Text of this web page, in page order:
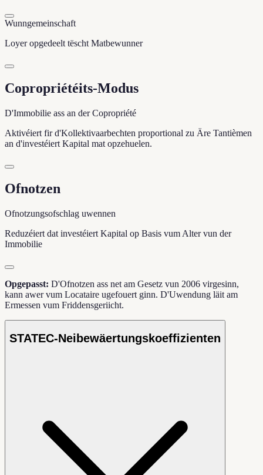
Wunngemeinschaft
Loyer opgedeelt tëscht Matbewunner
Copropriétéits-Modus
D'Immobilie ass an der Copropriété
Aktivéiert fir d'Kollektivaarbechten proportional zu Äre Tantièmen
an d'investéiert Kapital mat opzehuelen.
Ofnotzen
Ofnotzungsofschlag uwennen
Reduzéiert dat investéiert Kapital op Basis vum Alter vun der
Immobilie
Opgepasst: D'Ofnotzen ass net am Gesetz vun 2006 virgesinn,
kann awer vum Locataire ugefouert ginn. D'Uwendung läit am
Ermessen vum Friddensgeriicht.
STATEC-Neibewäertungskoeffizienten